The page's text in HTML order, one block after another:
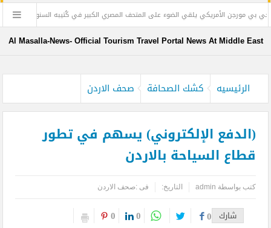
الأمريكي يلقي الضوء على المتحف المصري الكبير في كُتيبه السنوي ” ويليام
Al Masalla-News- Official Tourism Travel Portal News At Middle East
الرئيسيه كشك الصحافة صحف الاردن
(الدفع الإلكتروني) يسهم في تطور
قطاع السياحة بالاردن
كتب بواسطة admin التاريخ: فى :صحف الاردن
شارك 0
0
0